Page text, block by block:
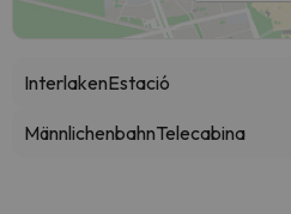
InterlakenEstació
MännlichenbahnTelecabina